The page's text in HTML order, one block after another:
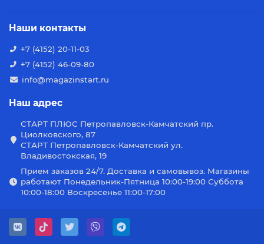
Наши контакты
+7 (4152) 20-11-03
+7 (4152) 46-09-80
info@magazinstart.ru
Наш адрес
СТАРТ ПЛЮС Петропавловск-Камчатский пр.
Циолковского, 87
СТАРТ Петропавловск-Камчатский ул.
Владивостокская, 19
Прием заказов 24/7. Доставка и самовывоз. Магазины
работают Понедельник-Пятница 10:00-19:00 Суббота
10:00-18:00 Воскресенье 11:00-17:00